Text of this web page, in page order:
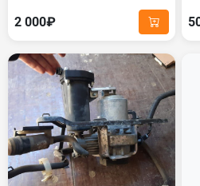
2 000₽